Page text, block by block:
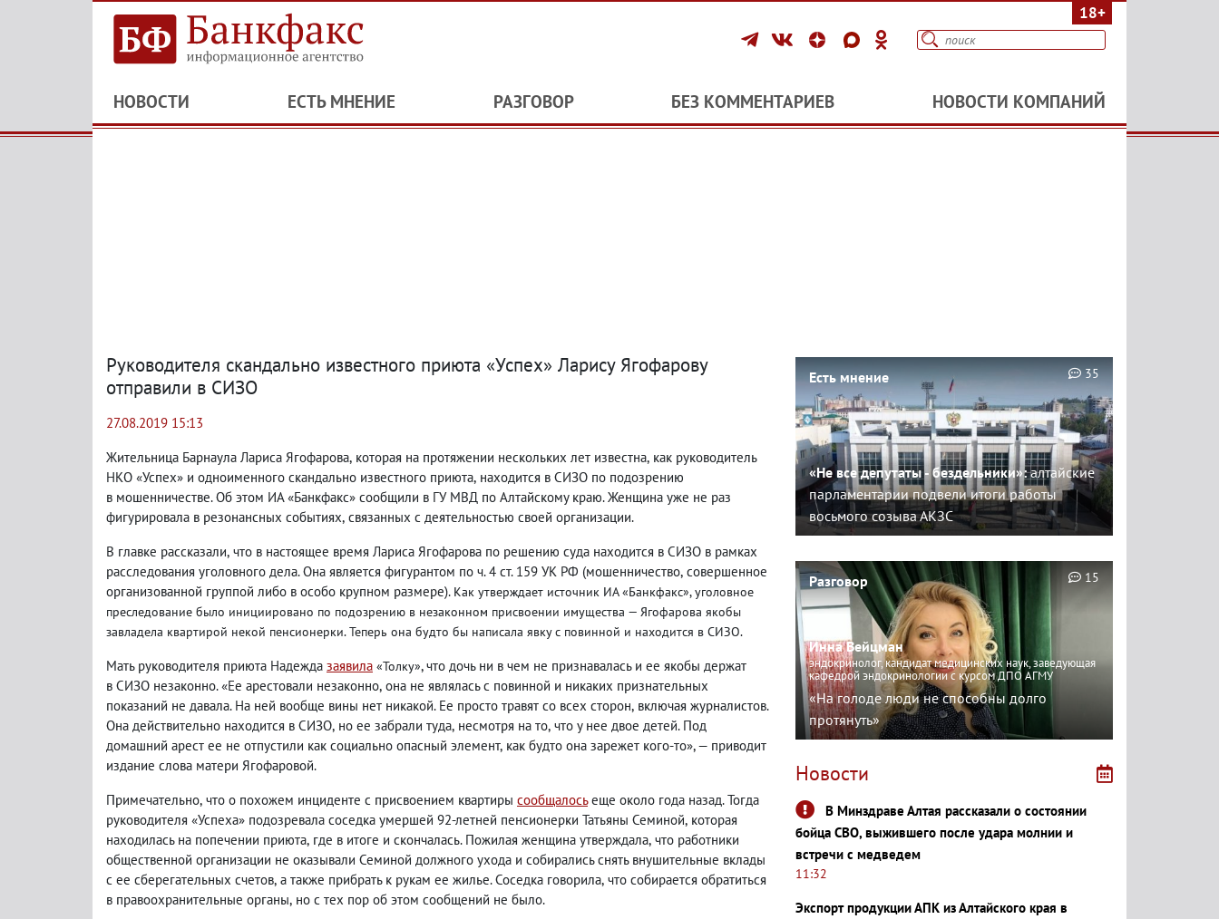
18+
НОВОСТИ ЕСТЬ МНЕНИЕ РАЗГОВОР БЕЗ КОММЕНТАРИЕВ НОВОСТИ КОМПАНИЙ
Руководителя скандально известного приюта «Успех» Ларису Ягофарову
отправили в СИЗО
27.08.2019 15:13
Жительница Барнаула Лариса Ягофарова, которая на протяжении нескольких лет известна, как руководитель
НКО «Успех» и одноименного скандально известного приюта, находится в СИЗО по подозрению
в мошенничестве. Об этом ИА «Банкфакс» сообщили в ГУ МВД по Алтайскому краю. Женщина уже не раз
фигурировала в резонансных событиях, связанных с деятельностью своей организации.
В главке рассказали, что в настоящее время Лариса Ягофарова по решению суда находится в СИЗО в рамках
расследования уголовного дела. Она является фигурантом по ч. 4 ст. 159 УК РФ (мошенничество, совершенное
организованной группой либо в особо крупном размере). Как утверждает источник ИА«Банкфакс», уголовное
преследование было инициировано по подозрению в незаконном присвоении имущества — Ягофарова якобы
завладела квартирой некой пенсионерки. Теперь она будто бы написала явку с повинной и находится в СИЗО.
Мать руководителя приюта Надежда заявила «Толку», что дочь ни в чем не признавалась и ее якобы держат
в СИЗО незаконно. «Ее арестовали незаконно, она не являлась с повинной и никаких признательных
показаний не давала. На ней вообще вины нет никакой. Ее просто травят со всех сторон, включая журналистов.
Она действительно находится в СИЗО, но ее забрали туда, несмотря на то, что у нее двое детей. Под
домашний арест ее не отпустили как социально опасный элемент, как будто она зарежет кого-то», — приводит
издание слова матери Ягофаровой.
Примечательно, что о похожем инциденте с присвоением квартиры сообщалосьеще около года назад. Тогда
руководителя «Успеха» подозревала соседка умершей 92-летней пенсионерки Татьяны Семиной, которая
находилась на попечении приюта, где в итоге и скончалась. Пожилая женщина утверждала, что работники
общественной организации не оказывали Семиной должного ухода и собирались снять внушительные вклады
с ее сберегательных счетов, а также прибрать к рукам ее жилье. Соседка говорила, что собирается обратиться
в правоохранительные органы, но с тех пор об этом сообщений не было.
Есть мнение
«Не все депутаты - бездельники»:алтайские
парламентарии подвели итоги работы
восьмого созыва АКЗС
35
Разговор
Инна Вейцман
эндокринолог, кандидат медицинских наук, заведующая
кафедрой эндокринологии с курсом ДПО АГМУ
«На голоде люди не способны долго
протянуть»
15
Новости
В Минздраве Алтая рассказали о состоянии
бойца СВО, выжившего после удара молнии и
встречи с медведем
11:32
Экспорт продукции АПК из Алтайского края в